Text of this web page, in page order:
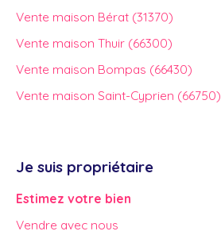
Vente maison Bérat (31370)
Vente maison Thuir (66300)
Vente maison Bompas (66430)
Vente maison Saint-Cyprien (66750)
Je suis propriétaire
Estimez votre bien
Vendre avec nous